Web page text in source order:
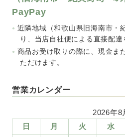
PayPay
近隣地域（和歌山県旧海南市・
り、当店自社便による直接配達
商品お受け取りの際に、現金ま
ただけます。
営業カレンダー
2026年8
日
月 火 水